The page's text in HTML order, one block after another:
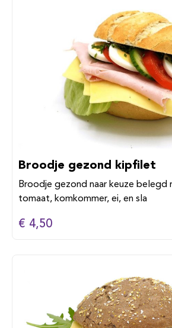
Broodje gezond kipfilet
Broodje gezond naar keuze belegd
tomaat, komkommer, ei, en sla
€ 4,50